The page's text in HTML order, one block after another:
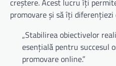
creștere. Acest lucru îți
promovare și să îți diferențiezi
„Stabilirea obiectivelor
esențială pentru succesul
promovare online.”